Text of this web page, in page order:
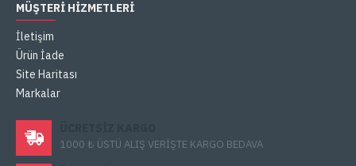
MÜŞTERI HIZMETLERI
İletişim
Ürün İade
Site Haritası
Markalar
1000 ₺ ÜSTÜ ALIŞ VERİŞTE KARGO BEDAVA